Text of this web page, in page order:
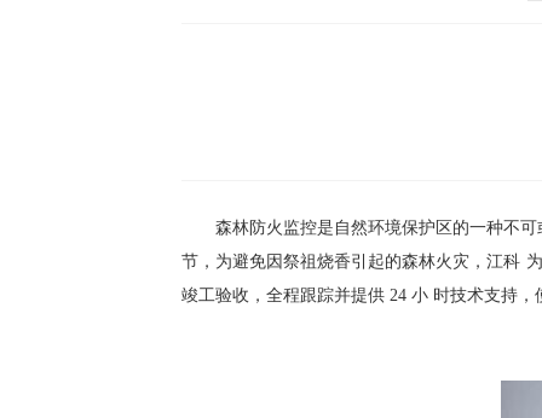
森林防火监控是自然环境保护区的一种不
节，为避免因祭祖烧香引起的森林火灾，江科
竣工验收，全程跟踪并提供 24 小 时技术支持，